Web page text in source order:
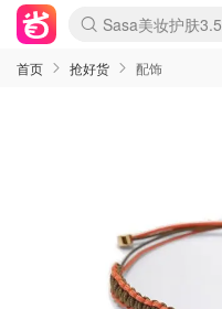
lululemon折扣上新
Sasa美妆护肤
SSENSE年中3折
FreshBeauty好价
Cettire降价+叠9折
Farfetch折上8折
WWS Coles超市
viagogo二手票捡
Myer清仓1折起
The Outnet奢牌1
David Jones 3折起
Flannels大牌1折
Perfumes Club护
AMIRO返校季6.2
Oweek抽奖送
Amazon折扣汇总
eToro入金$200送
Amazon数码好物
ICONIC本周7.5折
ThedoubleF高奢
Moose Knuckles
丝芙兰5折起
EUFY官网3.7折起
Selenichast首饰2
Trip机票酒店促销
YSL送5件彩妆礼
Amazon家居好物
BIGBANG巡演开票
David Jones时尚
Amazon美妆护肤
雅漾大喷$8
过敏原检测盒$33
伊索独家赠50ml
科颜氏清仓3折
SEALIFE海洋馆
丝塔芙大白罐$16
订阅Newsletter送
Cult Beauty 6.8折
Harrods圣诞日历
LN-CC奢牌私促3
d'Alba空姐喷雾$16
EVE LOM套装逆
Bernardelli独家4折
Adore Beauty 6折
CT圣诞日历
Mytheresa奢品
Luxury Escapes 9
Currentbody美容
卡诗9折+赠4件礼
MOON Garden
ALLSAINTS美衣3
Roborock扫地机
Tingo Life水杯$24
Valentino官网5折
CR洗发护发6.3折
首页 抢好货 配饰